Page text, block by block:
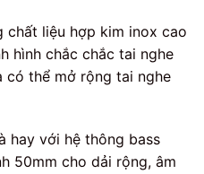
chất liệu hợp kim inox cao
hình chắc chắc tai nghe
có thể mở rộng tai nghe
hay với hệ thông bass
50mm cho dải rộng, âm